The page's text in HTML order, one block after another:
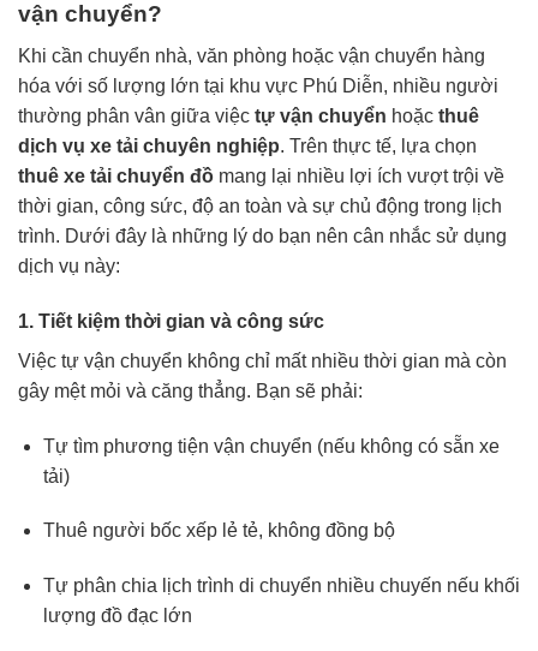
vận chuyển?
Khi cần chuyển nhà, văn phòng hoặc vận chuyển hàng
hóa với số lượng lớn tại khu vực Phú Diễn, nhiều người
thường phân vân giữa việc tự vận chuyển hoặc thuê
dịch vụ xe tải chuyên nghiệp. Trên thực tế, lựa chọn
thuê xe tải chuyển đồ mang lại nhiều lợi ích vượt trội về
thời gian, công sức, độ an toàn và sự chủ động trong lịch
trình. Dưới đây là những lý do bạn nên cân nhắc sử dụng
dịch vụ này:
1. Tiết kiệm thời gian và công sức
Việc tự vận chuyển không chỉ mất nhiều thời gian mà còn
gây mệt mỏi và căng thẳng. Bạn sẽ phải:
Tự tìm phương tiện vận chuyển (nếu không có sẵn xe
tải)
Thuê người bốc xếp lẻ tẻ, không đồng bộ
Tự phân chia lịch trình di chuyển nhiều chuyến nếu khối
lượng đồ đạc lớn